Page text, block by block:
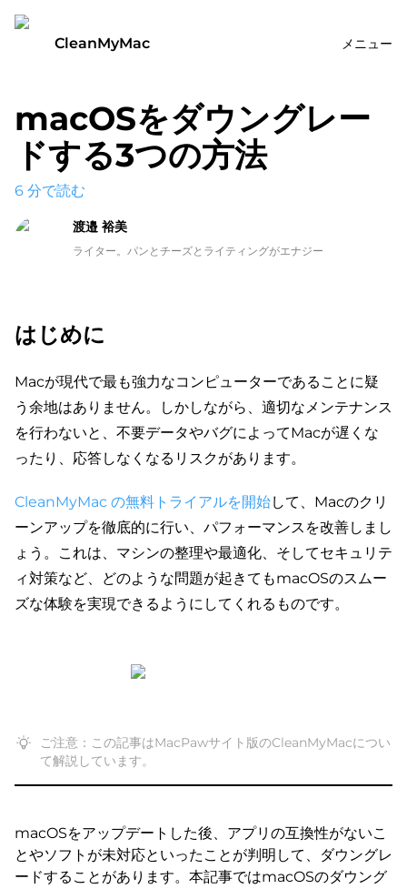
CleanMyMac メニュー
macOSをダウングレー
ドする3つの方法
6 分で読む
渡邉 裕美
ライター。パンとチーズとライティングがエナジー
はじめに
Macが現代で最も強力なコンピューターであることに疑
う余地はありません。しかしながら、適切なメンテナンス
を行わないと、不要データやバグによってMacが遅くな
ったり、応答しなくなるリスクがあります。
CleanMyMac の無料トライアルを開始して、Macのクリ
ーンアップを徹底的に行い、パフォーマンスを改善しまし
ょう。これは、マシンの整理や最適化、そしてセキュリテ
ィ対策など、どのような問題が起きてもmacOSのスムー
ズな体験を実現できるようにしてくれるものです。
ご注意：この記事はMacPawサイト版のCleanMyMacについ
て解説しています。
macOSをアップデートした後、アプリの互換性がないこ
とやソフトが未対応といったことが判明して、ダウングレ
ードすることがあります。本記事ではmacOSのダウング